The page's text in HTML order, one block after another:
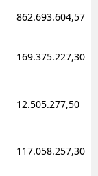
862.693.604,57
169.375.227,30
12.505.277,50
117.058.257,30